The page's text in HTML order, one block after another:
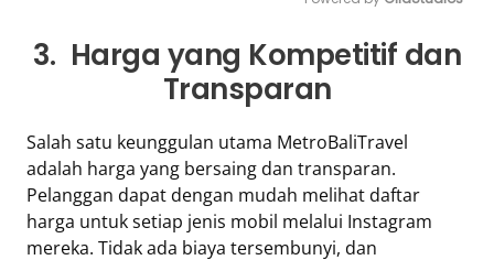
Mute
3. Harga yang Kompetitif dan
Transparan
Salah satu keunggulan utama MetroBaliTravel
adalah harga yang bersaing dan transparan.
Pelanggan dapat dengan mudah melihat daftar
harga untuk setiap jenis mobil melalui Instagram
mereka. Tidak ada biaya tersembunyi, dan